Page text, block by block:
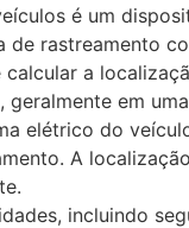
é um
rastreamento
calcular a
em
elétrico do
A
incluindo